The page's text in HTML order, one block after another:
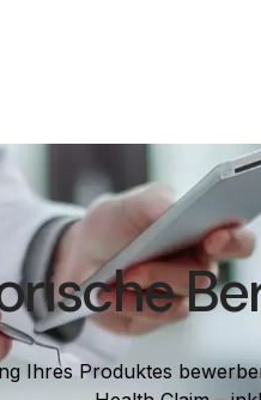
Ihres Produktes